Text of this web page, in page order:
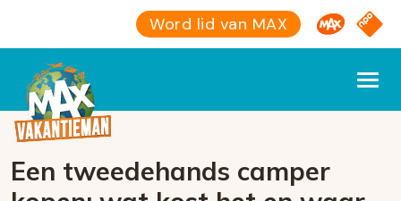
Word lid van MAX Omroep
NPO
Een tweedehands camper